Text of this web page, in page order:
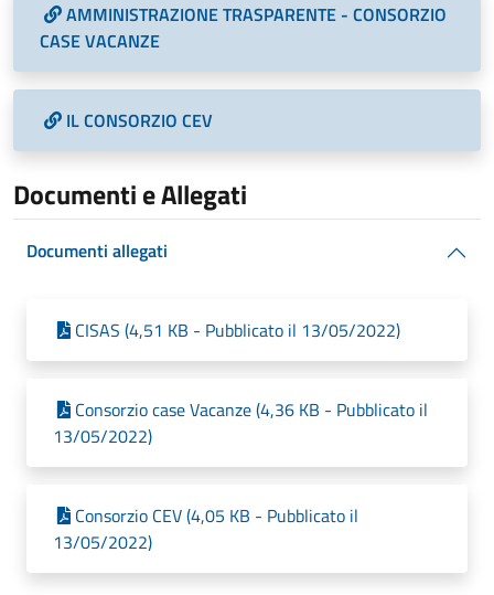
AMMINISTRAZIONE TRASPARENTE - CONSORZIO
CASE VACANZE
IL CONSORZIO CEV
Documenti e Allegati
Documenti allegati
CISAS (4,51 KB - Pubblicato il 13/05/2022)
Consorzio case Vacanze (4,36 KB - Pubblicato il
13/05/2022)
Consorzio CEV (4,05 KB - Pubblicato il
13/05/2022)